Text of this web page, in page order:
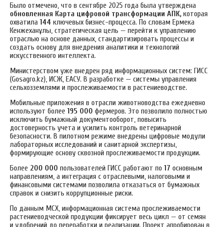
Было отмечено, что в сентябре 2025 года была утверждена
обновленная Карта цифровой трансформации АПК, которая
охватила 144 ключевых бизнес-процесса. По словам Ермека
Кенжеханұлы, стратегическая цель — перейти к управлению
отраслью на основе данных, стандартизировать процессы и
создать основу для внедрения аналитики и технологий
искусственного интеллекта.
Министерством уже внедрен ряд информационных систем: ГИСС
(Gosagro.kz), ИСЖ, ЕАСУ. В разработке — системы управления
сельхозземлями и прослеживаемости в растениеводстве.
Мобильные приложения в отрасли животноводства ежедневно
используют более 195 000 фермеров. Это позволило полностью
исключить бумажный документооборот, повысить
достоверность учета и усилить контроль ветеринарной
безопасности. В пилотном режиме внедрены цифровые модули
лабораторных исследований и санитарной экспертизы,
формирующие основу сквозной прослеживаемости продукции.
Более 200 000 пользователей ГИСС работают по 17 основным
направлениям, а интеграция с отраслевыми, налоговыми и
финансовыми системами позволила отказаться от бумажных
справок и снизить коррупционные риски.
По данным МСХ, информационная система прослеживаемости
растениеводческой продукции фиксирует весь цикл — от семян
и удобрений до переработки и реализации. Проект апробирован в